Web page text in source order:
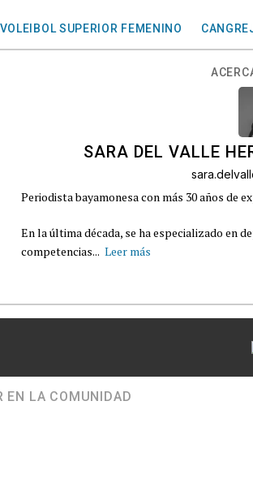
SUPERIOR FEMENINO
SARA DEL VALLE
Periodista bayamonesa con más 30 años de
En la última década, se ha especializado en
competencias... Leer más
EN LA COMUNIDAD